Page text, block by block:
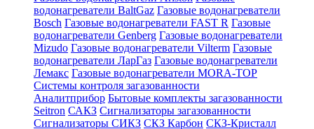
водонагреватели BaltGaz Газовые водонагреватели
Bosch Газовые водонагреватели FAST R Газовые
водонагреватели Genberg Газовые водонагреватели
Mizudo Газовые водонагреватели Vilterm Газовые
водонагреватели ЛарГаз Газовые водонагреватели
Лемакс Газовые водонагреватели MORA-TOP
Системы контроля загазованности
Аналитприбор Бытовые комплекты загазованности
Seitron САКЗ Сигнализаторы загазованности
Сигнализаторы СИКЗ СКЗ Карбон СКЗ-Кристалл